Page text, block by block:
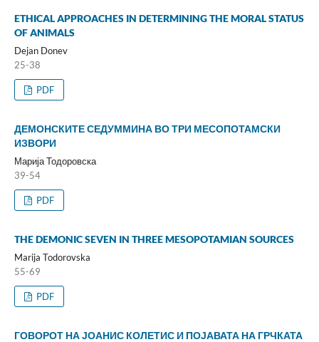
ETHICAL APPROACHES IN DETERMINING THE MORAL STATUS
OF ANIMALS
Dejan Donev
25-38
PDF
ДЕМОНСКИТЕ СЕДУММИНА ВО ТРИ МЕСОПОТАМСКИ
ИЗВОРИ
Марија Тодоровска
39-54
PDF
THE DEMONIC SEVEN IN THREE MESOPOTAMIAN SOURCES
Marija Todorovska
55-69
PDF
ГОВОРОТ НА ЈОАНИС КОЛЕТИС И ПОЈАВАТА НА ГРЧКАТА